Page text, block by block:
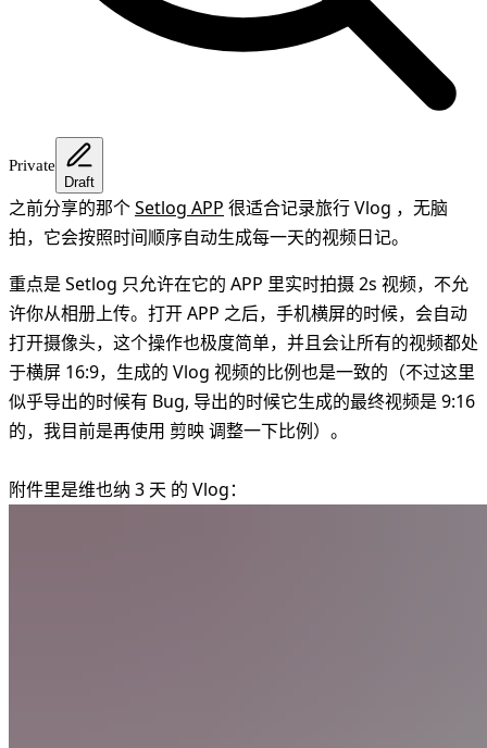
Private
Draft
之前分享的那个Setlog APP 很适合记录旅行 Vlog ，无脑
拍，它会按照时间顺序自动生成每一天的视频日记。
重点是 Setlog 只允许在它的 APP 里实时拍摄 2s 视频，不允
许你从相册上传。打开 APP 之后，手机横屏的时候，会自动
打开摄像头，这个操作也极度简单，并且会让所有的视频都处
于横屏 16:9，生成的 Vlog 视频的比例也是一致的（不过这里
似乎导出的时候有 Bug, 导出的时候它生成的最终视频是 9:16
的，我目前是再使用 剪映 调整一下比例）。
附件里是维也纳 3 天 的 Vlog：